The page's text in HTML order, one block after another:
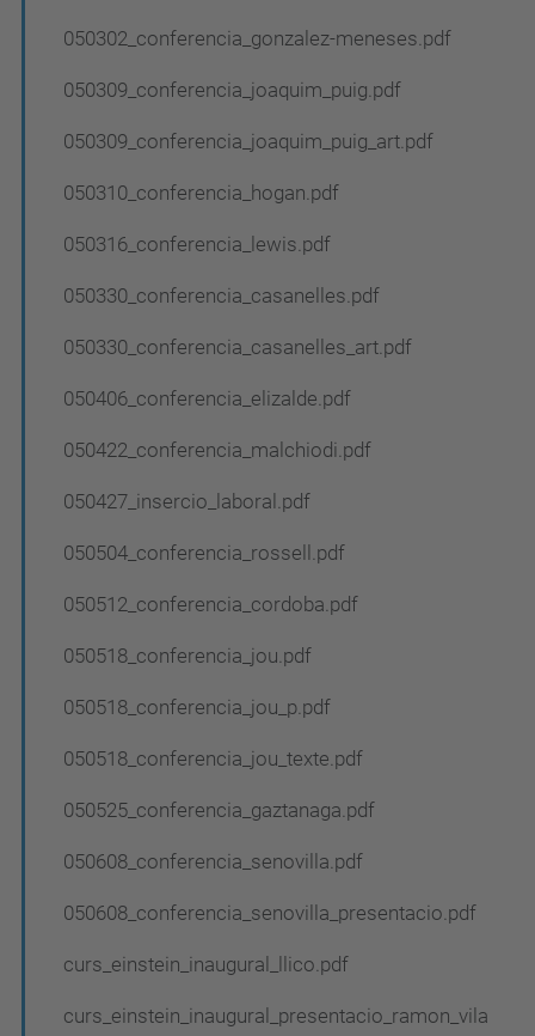
050302_conferencia_gonzalez-meneses.pdf
050309_conferencia_joaquim_puig.pdf
050309_conferencia_joaquim_puig_art.pdf
050310_conferencia_hogan.pdf
050316_conferencia_lewis.pdf
050330_conferencia_casanelles.pdf
050330_conferencia_casanelles_art.pdf
050406_conferencia_elizalde.pdf
050422_conferencia_malchiodi.pdf
050427_insercio_laboral.pdf
050504_conferencia_rossell.pdf
050512_conferencia_cordoba.pdf
050518_conferencia_jou.pdf
050518_conferencia_jou_p.pdf
050518_conferencia_jou_texte.pdf
050525_conferencia_gaztanaga.pdf
050608_conferencia_senovilla.pdf
050608_conferencia_senovilla_presentacio.pdf
curs_einstein_inaugural_llico.pdf
curs_einstein_inaugural_presentacio_ramon_vila